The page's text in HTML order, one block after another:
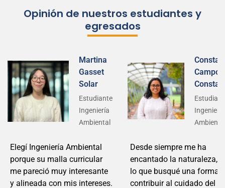
Opinión de nuestros estudiantes y
egresados
Martina
Gasset
Solar
Estudiante
Ingeniería
Ambiental
Elegí Ingeniería Ambiental
porque su malla curricul ar
me pareció muy interesante
y alineada con mis intereses.
Campos
Ingeniería
Desde siempre me ha
encantado la naturaleza,
lo que busqué una forma
contribuir al cuidado del